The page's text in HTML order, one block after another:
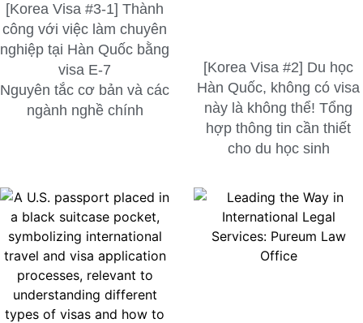
[Korea Visa #3-1] Thành
công với việc làm chuyên
nghiệp tại Hàn Quốc bằng
visa E-7
Nguyên tắc cơ bản và các
ngành nghề chính
[Korea Visa #2] Du học
Hàn Quốc, không có visa
này là không thể! Tổng
hợp thông tin cần thiết
cho du học sinh